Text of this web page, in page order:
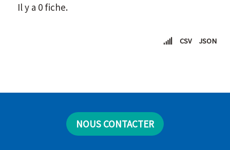
Il y a 0 fiche.
CSV JSON
NOUS CONTACTER